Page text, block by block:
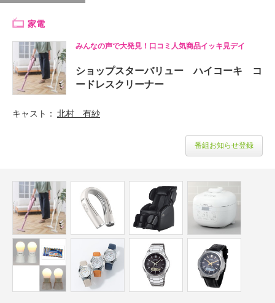
家電
みんなの声で大発見！口コミ人気商品イッキ見デイ
ショップスターバリュー ハイコーキ コ
ードレスクリーナー
キャスト 北村 有紗
番組お知らせ登録